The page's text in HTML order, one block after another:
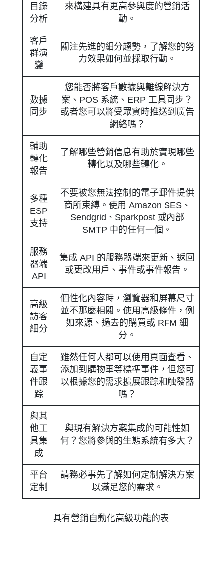
目錄
分析
來構建具有更高參與度的營銷活
動。
客戶
群演
變
關注先進的細分趨勢，了解您的努
力效果如何並採取行動。
數據
同步
您能否將客戶數據與離線解決方
案、POS 系統、ERP 工具同步？
或者您可以將受眾實時推送到廣告
網絡嗎？
輔助
轉化
報告
了解哪些營銷信息有助於實現哪些
轉化以及哪些轉化。
多種
ESP
支持
不要被您無法控制的電子郵件提供
商所束縛。使用 Amazon SES、
Sendgrid、Sparkpost 或內部
SMTP 中的任何一個。
服務
器端
API
集成 API 的服務器端來更新、返回
或更改用戶、事件或事件報告。
高級
訪客
細分
個性化內容時，瀏覽器和屏幕尺寸
並不那麼相關。使用高級條件，例
如來源、過去的購買或 RFM 細
分。
自定
義事
件跟
踪
雖然任何人都可以使用頁面查看、
添加到購物車等標準事件，但您可
以根據您的需求擴展跟踪和触發器
嗎？
與其
他工
具集
成
與現有解決方案集成的可能性如
何？您將參與的生態系統有多大？
平台
定制
請務必事先了解如何定制解決方案
以滿足您的需求。
具有營銷自動化高級功能的表